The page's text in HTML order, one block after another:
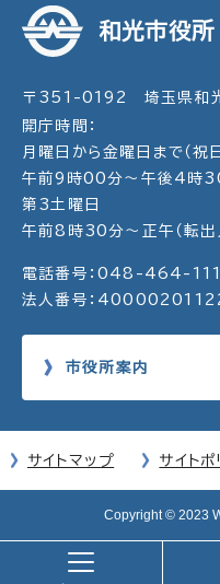
和光市役所
〒351-0192 埼玉県和
開庁時間：
月曜日から金曜日まで（祝
午前9時00分～午後4時
第3土曜日
午前8時30分～正午（転出
電話番号：048-464-
法人番号：
市役所案内
サイトマップ サイトポ
Copyright © 2023